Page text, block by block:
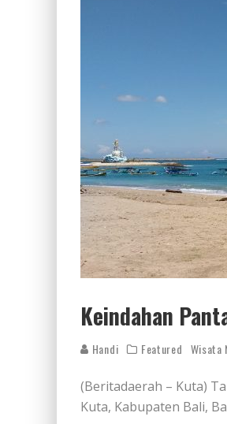
Keindahan
Handi Featured Wisata
(Beritadaerah – Kuta)
Kuta, Kabupaten Bali,